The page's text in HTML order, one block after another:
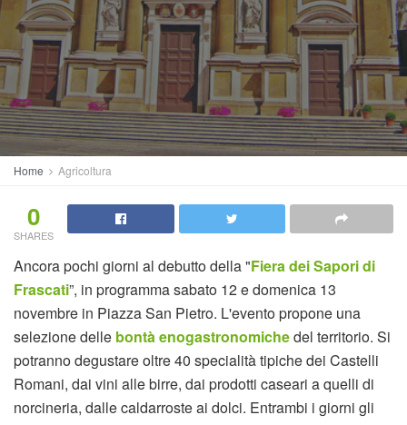
Home Agricoltura
0
SHARES
Ancora pochi giorni al debutto della "Fiera dei Sapori di
Frascati”, in programma sabato 12 e domenica 13
novembre in Piazza San Pietro. L'evento propone una
selezione delle bontà enogastronomichedel territorio. Si
potranno degustare oltre 40 specialità tipiche dei Castelli
Romani, dai vini alle birre, dai prodotti caseari a quelli di
norcineria, dalle caldarroste ai dolci. Entrambi i giorni gli